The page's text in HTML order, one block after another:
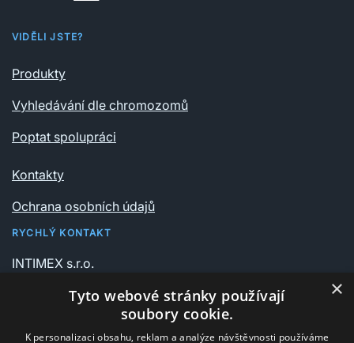
VIDĚLI JSTE?
Produkty
Vyhledávání dle chromozomů
Poptat spolupráci
Kontakty
Ochrana osobních údajů
RYCHLÝ KONTAKT
INTIMEX s.r.o.
735 06 Karviná – Nové Město
+420 596 311 612
×
Tyto webové stránky používají
soubory cookie.
K personalizaci obsahu, reklam a analýze návštěvnosti používáme